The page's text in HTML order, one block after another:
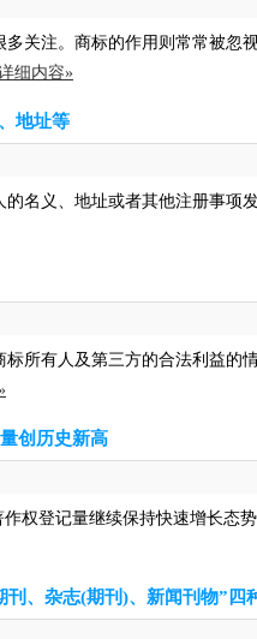
关注。商标的作用则常常被忽
细内容»
地址等
名义、地址或者其他注册事项
所有人及第三方的合法利益的
创历史新高
作权登记量继续保持快速增长态
刊、杂志(期刊)、新闻刊物”